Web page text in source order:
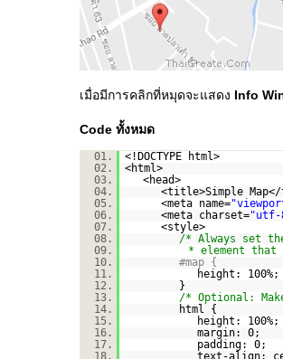
เมื่อมีการคลิกที่หมุดจะแสดง Info
Code ทั้งหมด
01.
<!DOCTYPE html>
02.
<html>
03.
<head>
04.
<title>Simple
05.
<meta name=
06.
<meta charset="utf-
07.
<style>
08.
/* Always set
09.
* element that
10.
#map {
11.
height: 100%;
12.
}
13.
/* Optional:
14.
html {
15.
height: 100%;
16.
margin: 0;
17.
padding: 0;
18.
text-align: